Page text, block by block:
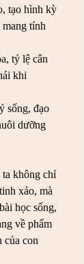
tạo hình kỳ
mang tính
tỷ lệ cân
khi
sống, đạo
dưỡng
không chỉ
xảo, mà
học sống,
về phẩm
của con